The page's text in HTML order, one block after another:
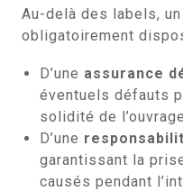
Au-delà des labels,
obligatoirement
D’une assurance
éventuels défauts
solidité de
D’une
garantissant la
causés pendant